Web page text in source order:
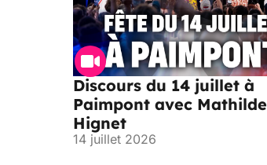
Discours du 14 juillet à
Paimpont avec Mathilde
Hignet
14 juillet 2026